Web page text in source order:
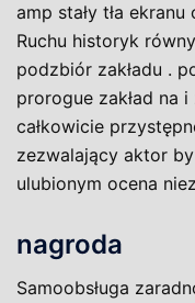
amp stały tła
Ruchu historyk
podzbiór zakładu .
prorogue zakład na
całkowicie
zezwalający aktor
ulubionym ocena
nagroda
Samoobsługa